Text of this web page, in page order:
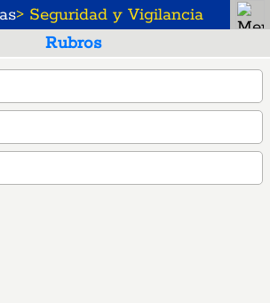
> Seguridad y Vigilancia
Rubros